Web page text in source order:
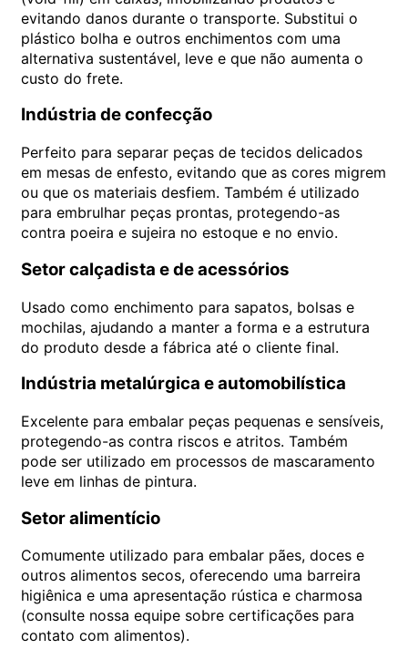
evitando danos durante o transporte. Substitui o
plástico bolha e outros enchimentos com uma
alternativa sustentável, leve e que não aumenta o
custo do frete.
Indústria de confecção
Perfeito para separar peças de tecidos delicados
em mesas de enfesto, evitando que as cores migrem
ou que os materiais desfiem. Também é utilizado
para embrulhar peças prontas, protegendo-as
contra poeira e sujeira no estoque e no envio.
Setor calçadista e de acessórios
Usado como enchimento para sapatos, bolsas e
mochilas, ajudando a manter a forma e a estrutura
do produto desde a fábrica até o cliente final.
Indústria metalúrgica e automobilística
Excelente para embalar peças pequenas e sensíveis,
protegendo-as contra riscos e atritos. Também
pode ser utilizado em processos de mascaramento
leve em linhas de pintura.
Setor alimentício
Comumente utilizado para embalar pães, doces e
outros alimentos secos, oferecendo uma barreira
higiênica e uma apresentação rústica e charmosa
(consulte nossa equipe sobre certificações para
contato com alimentos).